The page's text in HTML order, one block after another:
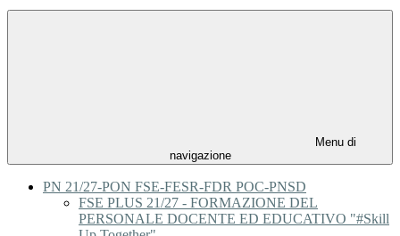
Menu di
navigazione
PN 21/27-PON FSE-FESR-FDR POC-PNSD
FSE PLUS 21/27 - FORMAZIONE DEL
PERSONALE DOCENTE ED EDUCATIVO "#Skill